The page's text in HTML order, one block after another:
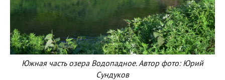
Южная часть озера Водопадное. Автор фото: Юрий
Сундуков